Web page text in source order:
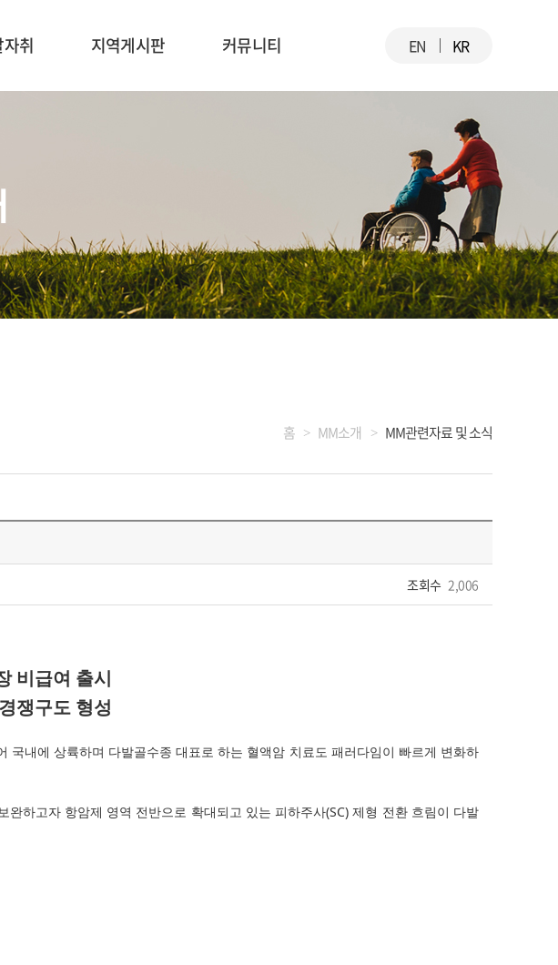
취 지역게시판 커뮤니티 EN KR
홈 > MM소개 > MM관련자료 및 소식
조회수 2,006
비급여 출시
쟁구도 형성
내에 상륙하며 다발골수종 대표로 하는 혈액암 치료도 패러다임이 빠르게 변화하
하고자 항암제 영역 전반으로 확대되고 있는 피하주사(SC) 제형 전환 흐림이 다발